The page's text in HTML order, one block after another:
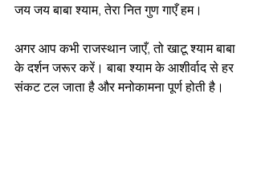
जय जय बाबा श्याम, तेरा नित गुण गाएँ हम।
अगर आप कभी राजस्थान जाएँ, तो खाटू श्याम बाबा
के दर्शन जरूर करें। बाबा श्याम के आशीर्वाद से हर
संकट टल जाता है और मनोकामना पूर्ण होती है।